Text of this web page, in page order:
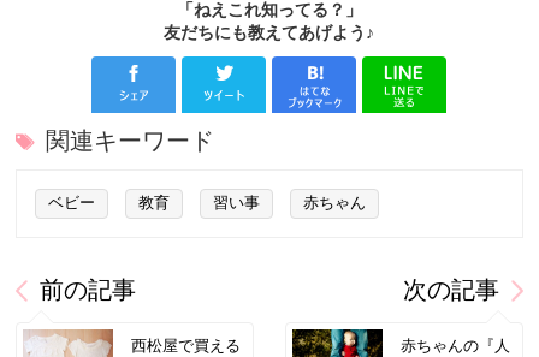
「ねえこれ知ってる？」
友だちにも教えてあげよう♪
関連キーワード
ベビー 教育 習い事 赤ちゃん
前の記事
西松屋で買える
次の記事
赤ちゃんの『人